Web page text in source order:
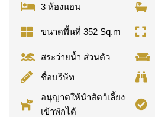
3 ห้องนอน
ขนาดพื้นที่ 352 Sq.m
สระว่ายน้ำ ส่วนตัว
ชื่อบริษัท
อนุญาตให้นำสัตว์เลี้ยง
เข้าพักได้